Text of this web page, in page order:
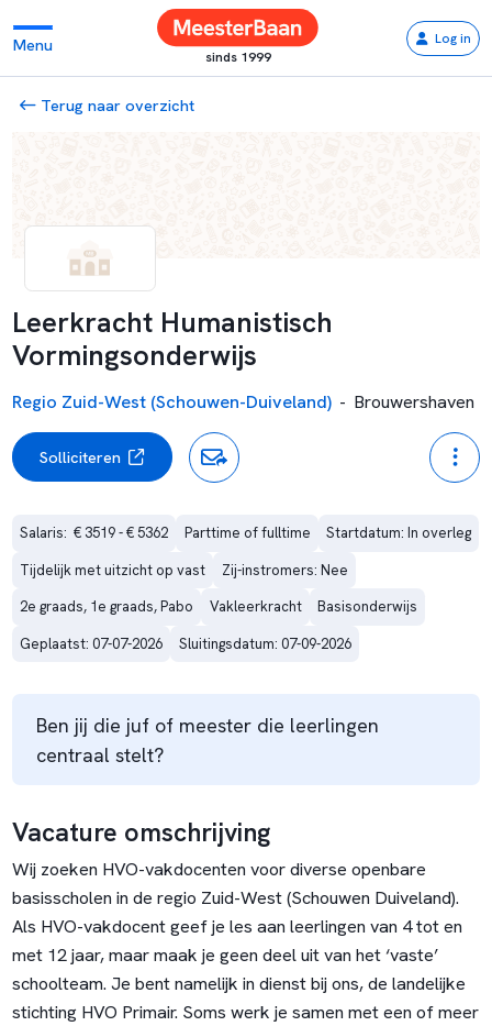
Menu
sinds 1999
Log in
Terug naar overzicht
Leerkracht Humanistisch
Vormingsonderwijs
Regio Zuid-West (Schouwen-Duiveland) - Brouwershaven
Solliciteren
Salaris:  € 3519 - € 5362 Parttime of fulltime
Startdatum: In overleg
Tijdelijk met uitzicht op vast
Zij-instromers: Nee
2e graads, 1e graads, Pabo
Vakleerkracht
Basisonderwijs
Geplaatst: 07-07-2026
Sluitingsdatum: 07-09-2026
Ben jij die juf of meester die leerlingen
centraal stelt?
Vacature omschrijving
Wij zoeken HVO-vakdocenten voor diverse openbare
basisscholen in de regio Zuid-West (Schouwen Duiveland).
Als HVO-vakdocent geef je les aan leerlingen van 4 tot en
met 12 jaar, maar maak je geen deel uit van het ‘vaste’
schoolteam. Je bent namelijk in dienst bij ons, de landelijke
stichting HVO Primair. Soms werk je samen met een of meer